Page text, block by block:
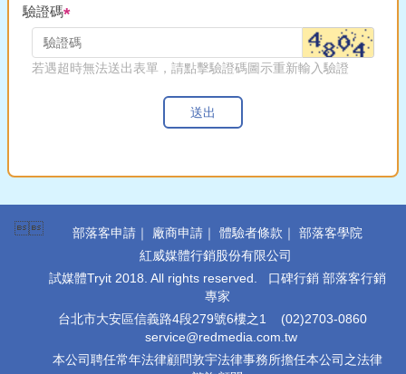
驗證碼
若遇超時無法送出表單，請點擊驗證碼圖示重新輸入驗證
送出
 部落客申請 ｜ 廠商申請 ｜ 體驗者條款 ｜ 部落客學院
紅威媒體行銷股份有限公司
試媒體Tryit 2018. All rights reserved. 口碑行銷 部落客行銷
專家
台北市大安區信義路4段279號6樓之1 (02)2703-0860
service@redmedia.com.tw
本公司聘任常年法律顧問敦宇法律事務所擔任本公司之法律